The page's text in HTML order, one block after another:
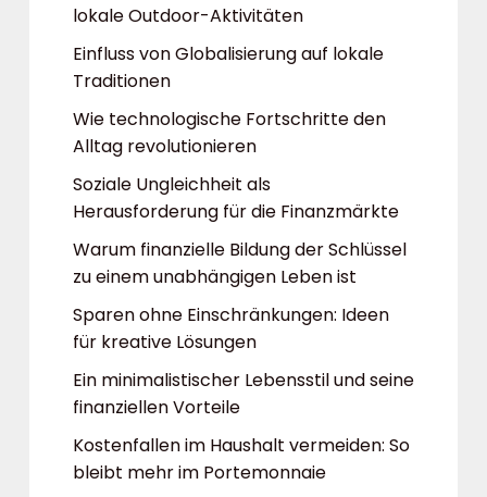
lokale Outdoor-Aktivitäten
Einfluss von Globalisierung auf lokale
Traditionen
Wie technologische Fortschritte den
Alltag revolutionieren
Soziale Ungleichheit als
Herausforderung für die Finanzmärkte
Warum finanzielle Bildung der Schlüssel
zu einem unabhängigen Leben ist
Sparen ohne Einschränkungen: Ideen
für kreative Lösungen
Ein minimalistischer Lebensstil und seine
finanziellen Vorteile
Kostenfallen im Haushalt vermeiden: So
bleibt mehr im Portemonnaie